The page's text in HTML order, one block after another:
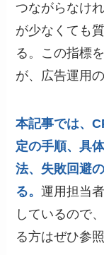
つながらなけ
が少なくても
る。この指標
が、広告運用
本記事では、
定の手順、具
法、失敗回避
る。運用担当
しているので
る方はぜひ参